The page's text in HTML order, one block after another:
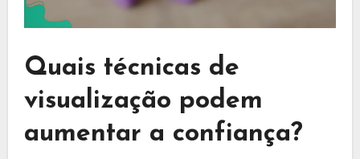
Quais técnicas de
visualização podem
aumentar a confiança?